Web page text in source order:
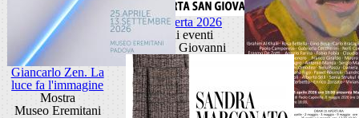
Porta Aperta 2026
Ciclo di eventi
Porta San Giovanni
Giancarlo Zen. La
luce fa l'immagine
Mostra
Museo Eremitani